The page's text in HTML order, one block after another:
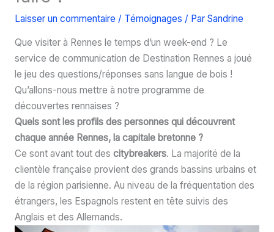
Laisser un commentaire / Témoignages / Par Sandrine
Que visiter à Rennes le temps d’un week-end ? Le
service de communication de Destination Rennes a joué
le jeu des questions/réponses sans langue de bois !
Qu’allons-nous mettre à notre programme de
découvertes rennaises ?
Quels sont les profils des personnes qui découvrent
chaque année Rennes, la capitale bretonne ?
Ce sont avant tout des citybreakers. La majorité de la
clientèle française provient des grands bassins urbains et
de la région parisienne. Au niveau de la fréquentation des
étrangers, les Espagnols restent en tête suivis des
Anglais et des Allemands.